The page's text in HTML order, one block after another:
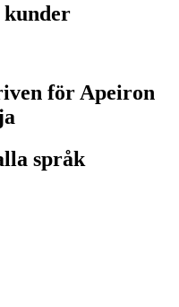
för Apeiron
språk